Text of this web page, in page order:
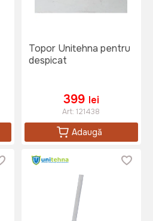
Topor Unitehna pentru
despicat
399 lei
Art: 121438
Adaugă